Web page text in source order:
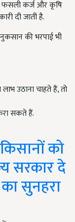
फसली कर्ज और कृषि
दी जाती है.
की भरपाई भी
उठाना चाहते हैं, तो
सकते हैं.
को
सरकार दे
सुनहरा